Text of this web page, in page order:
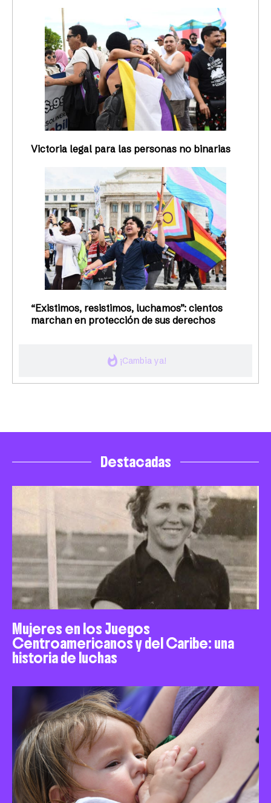
whatshot ¡Cambia ya!
Victoria legal para las personas no binarias
“Existimos, resistimos, luchamos”: cientos
marchan en protección de sus derechos
Destacadas
Mujeres en los Juegos
Centroamericanos y del Caribe: una
historia de luchas